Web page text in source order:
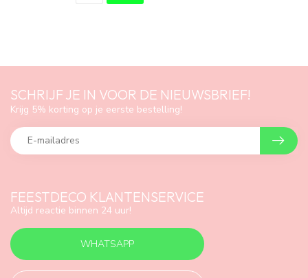
FEESTDECO KLANTENSERVICE
Altijd reactie binnen 24 uur!
WHATSAPP
SCHRIJF JE IN VOOR DE NIEUWSBRIEF!
Krijg 5% korting op je eerste bestelling!